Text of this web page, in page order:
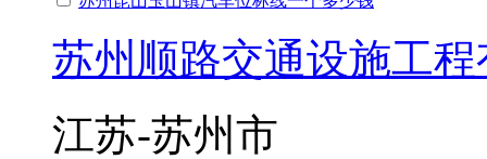
苏州顺路交通设施工
江苏-苏州市